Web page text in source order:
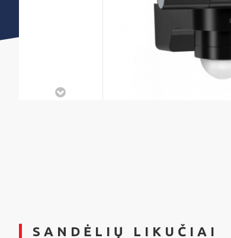
SANDĖLIŲ LIKUČIAI